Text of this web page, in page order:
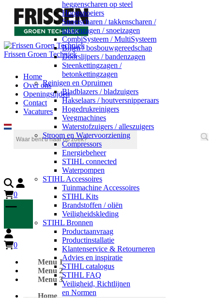
Frissen Groen Techniek
Home
Over ons
Openingstijden
Contact
Vacatures
heggenscharen op steel
Hoogsnoeiers
Snoeischaren / takkenscharen /
takkenzagen / snoeizagen
CombiSysteem / MultiSysteem
Bijlen / bosbouwgereedschap
Doorslijpers / bandenzagen
Steenkettingzagen /
betonkettingzagen
Reinigen en Opruimen
Bladblazers / bladzuigers
Hakselaars / houtversnipperaars
Hogedrukreinigers
Veegmachines
Waterstofzuigers / alleszuigers
Stroom en Watervoorziening
Compressors
Energiebeheer
STIHL connected
Waterpompen
STIHL Accessoires
Tuinmachine Accessoires
STIHL Kits
Brandstoffen / oliën
Veiligheidskleding
STIHL Bronnen
Productaanvraag
Productinstallatie
Klantenservice & Retourneren
Advies en inspiratie
STIHL catalogus
STIHL FAQ
Veiligheid, Richtlijnen
en Normen
0
0
Menu 1
Menu 2
Menu 3
Home